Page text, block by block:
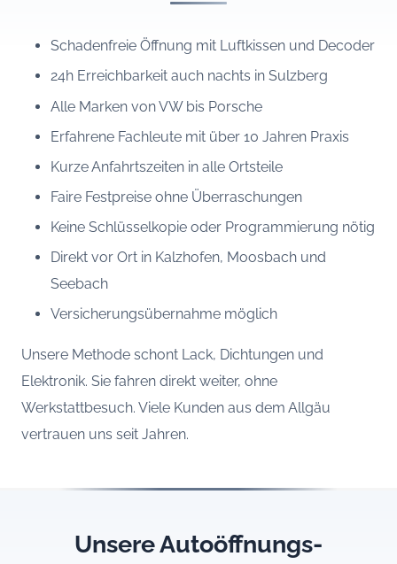
Schadenfreie Öffnung mit Luftkissen und Decoder
24h Erreichbarkeit auch nachts in Sulzberg
Alle Marken von VW bis Porsche
Erfahrene Fachleute mit über 10 Jahren Praxis
Kurze Anfahrtszeiten in alle Ortsteile
Faire Festpreise ohne Überraschungen
Keine Schlüsselkopie oder Programmierung nötig
Direkt vor Ort in Kalzhofen, Moosbach und
Seebach
Versicherungsübernahme möglich
Unsere Methode schont Lack, Dichtungen und
Elektronik. Sie fahren direkt weiter, ohne
Werkstattbesuch. Viele Kunden aus dem Allgäu
vertrauen uns seit Jahren.
Unsere Autoöffnungs-